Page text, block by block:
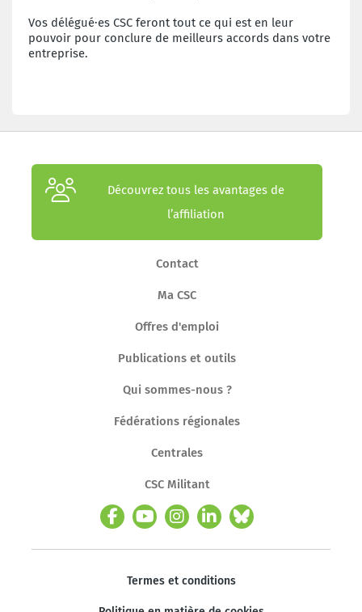
Vos délégué·es CSC feront tout ce qui est en leur
pouvoir pour conclure de meilleurs accords dans votre
entreprise.
Découvrez tous les avantages de
l’affiliation
Contact
Ma CSC
Offres d'emploi
Publications et outils
Qui sommes-nous ?
Fédérations régionales
Centrales
CSC Militant
Termes et conditions